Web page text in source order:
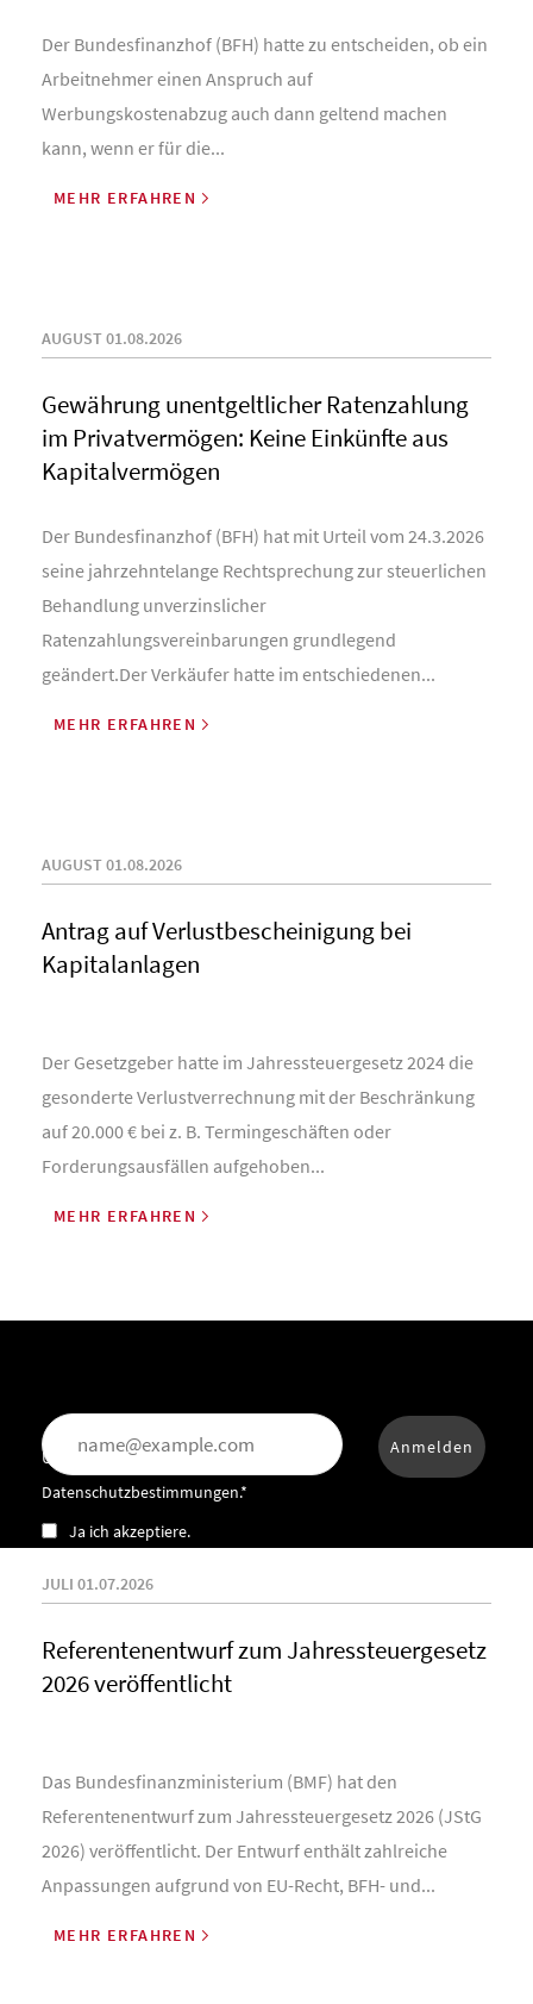
Der Bundesfinanzhof (BFH) hatte zu entscheiden, ob ein
Arbeitnehmer einen Anspruch auf
Werbungskostenabzug auch dann geltend machen
kann, wenn er für die...
MEHR ERFAHREN
AUGUST 01.08.2026
Gewährung unentgeltlicher Ratenzahlung
im Privatvermögen: Keine Einkünfte aus
Kapitalvermögen
Der Bundesfinanzhof (BFH) hat mit Urteil vom 24.3.2026
seine jahrzehntelange Rechtsprechung zur steuerlichen
Behandlung unverzinslicher
Ratenzahlungsvereinbarungen grundlegend
geändert.Der Verkäufer hatte im entschiedenen...
MEHR ERFAHREN
AUGUST 01.08.2026
Antrag auf Verlustbescheinigung bei
Kapitalanlagen
Der Gesetzgeber hatte im Jahressteuergesetz 2024 die
gesonderte Verlustverrechnung mit der Beschränkung
auf 20.000 € bei z. B. Termingeschäften oder
Forderungsausfällen aufgehoben...
MEHR ERFAHREN
Um fortzufahren akzeptieren Sie bitte die
Datenschutzbestimmungen.*
Ja ich akzeptiere.
Anmelden
JULI 01.07.2026
Referentenentwurf zum Jahressteuergesetz
2026 veröffentlicht
Das Bundesfinanzministerium (BMF) hat den
Referentenentwurf zum Jahressteuergesetz 2026 (JStG
2026) veröffentlicht. Der Entwurf enthält zahlreiche
Anpassungen aufgrund von EU-Recht, BFH- und...
MEHR ERFAHREN